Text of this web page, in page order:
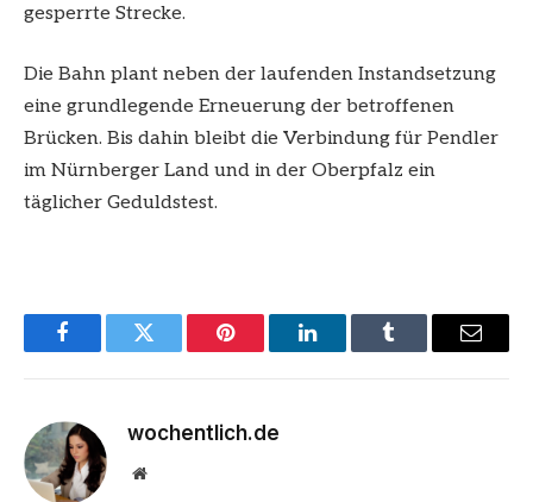
gesperrte Strecke.
Die Bahn plant neben der laufenden Instandsetzung
eine grundlegende Erneuerung der betroffenen
Brücken. Bis dahin bleibt die Verbindung für Pendler
im Nürnberger Land und in der Oberpfalz ein
täglicher Geduldstest.
FacebookTwitter Pinterest LinkedInTumblr Email
wochentlich.de
Website